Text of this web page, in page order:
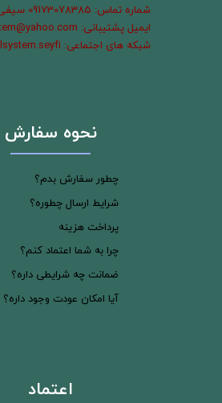
شماره تماس: 09173078385 سیفی
ایمیل پشتیبانی: radicalsystem@yahoo.com
شبکه های اجتماعی: radicalsystem.seyfi
نحوه سفارش
چطور سفارش بدم؟
شرایط ارسال چطوره؟
پرداخت هزینه
چرا به شما اعتماد کنم؟
ضمانت چه شرایطی داره؟
آیا امکان عودت وجود داره؟
اعتماد